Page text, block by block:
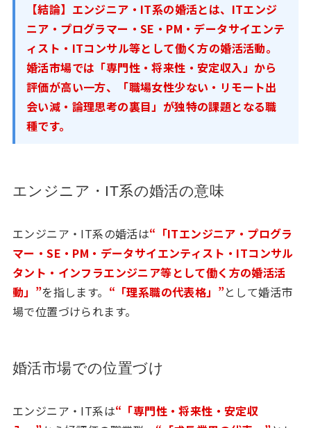
【結論】エンジニア・IT系の婚活とは、ITエンジ
ニア・プログラマー・SE・PM・データサイエンテ
ィスト・ITコンサル等として働く方の婚活活動。
婚活市場では「専門性・将来性・安定収入」から
評価が高い一方、「職場女性少ない・リモート出
会い減・論理思考の裏目」が独特の課題となる職
種です。
エンジニア・IT系の婚活の意味
エンジニア・IT系の婚活は“「ITエンジニア・プログラ
マー・SE・PM・データサイエンティスト・ITコンサル
タント・インフラエンジニア等として働く方の婚活活
動」”を指します。 “「理系職の代表格」”として婚活市
場で位置づけられます。
婚活市場での位置づけ
エンジニア・IT系は“「専門性・将来性・安定収